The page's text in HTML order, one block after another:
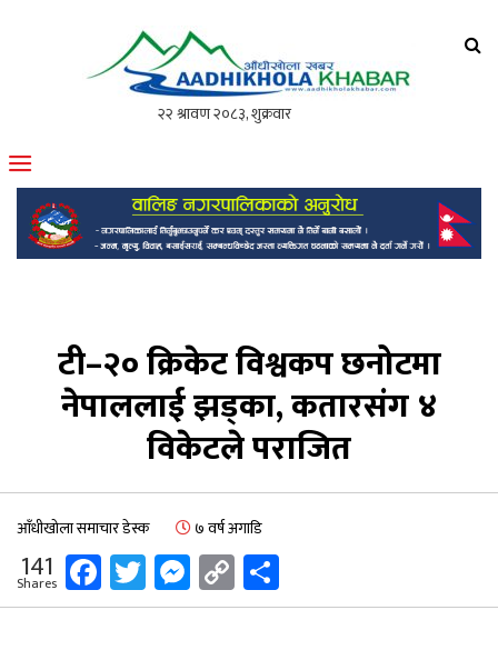
मोफसलकै लोकप्रिय अनलाइन पत्रिका
टी–२० क्रिकेट विश्वकप छनोटमा
नेपाललाई झड्का, कतारसंग ४
विकेटले पराजित
आँधीखोला समाचार डेस्क ७ वर्ष अगाडि
141
Shares Facebook
Twitter
Messenger
Copy
Link